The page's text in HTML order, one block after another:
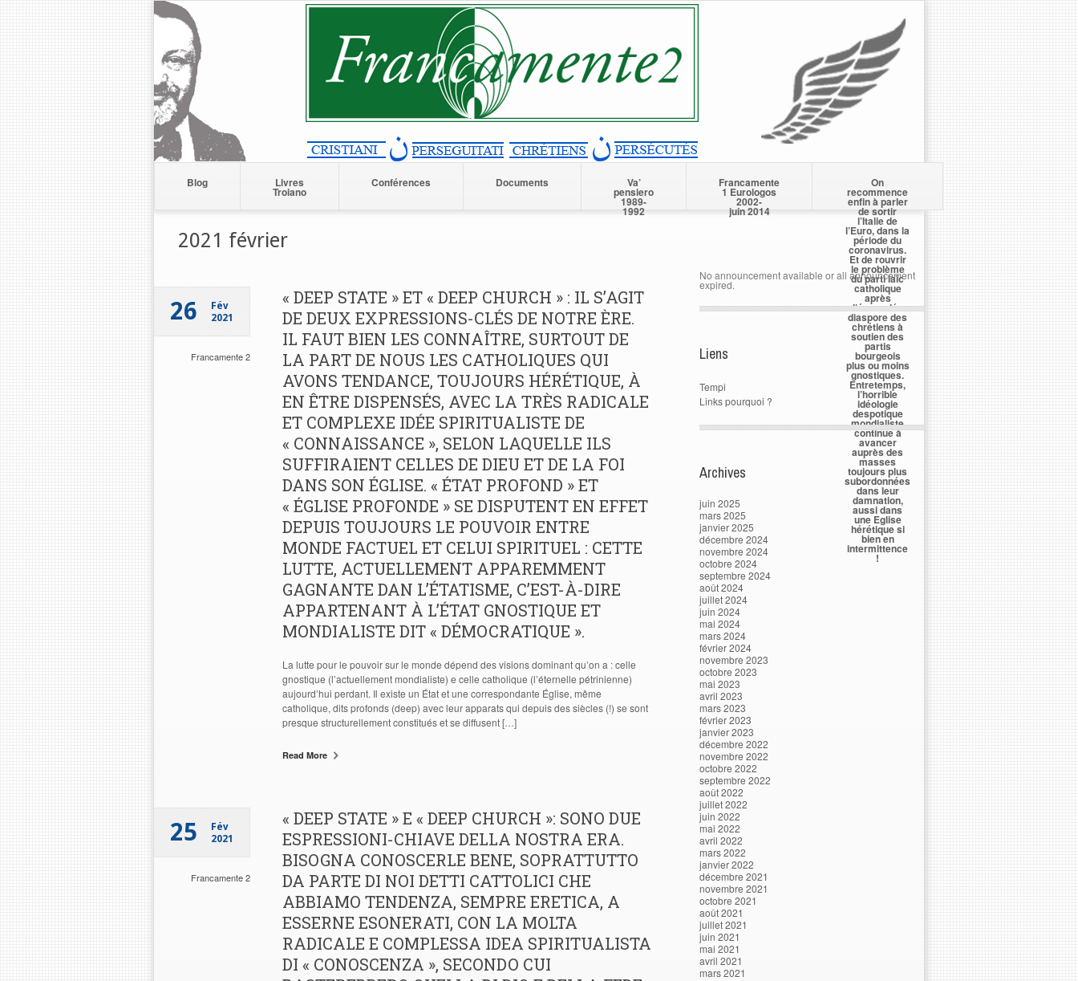
Blog Livres
Troiano
Conférences Documents Va’
pensiero
1989-
1992
Francamente
1 Eurologos
2002-
juin 2014
On
recommence
enfin à parler
de sortir
l’Italie de
l’Euro, dans la
période du
coronavirus.
Et de rouvrir
le problème
du parti laïc
catholique
après
l’écervelée
diaspore des
chrétiens à
soutien des
partis
bourgeois
plus ou moins
gnostiques.
Entretemps,
l’horrible
idéologie
despotique
mondialiste
continue à
avancer
auprès des
masses
toujours plus
subordonnées
dans leur
damnation,
aussi dans
une Eglise
hérétique si
bien en
intermittence
!
2021 février
26
Fév
2021
Francamente 2
« DEEP STATE » ET « DEEP CHURCH » : IL S’AGIT
DE DEUX EXPRESSIONS-CLÉS DE NOTRE ÈRE.
IL FAUT BIEN LES CONNAÎTRE, SURTOUT DE
LA PART DE NOUS LES CATHOLIQUES QUI
AVONS TENDANCE, TOUJOURS HÉRÉTIQUE, À
EN ÊTRE DISPENSÉS, AVEC LA TRÈS RADICALE
ET COMPLEXE IDÉE SPIRITUALISTE DE
« CONNAISSANCE », SELON LAQUELLE ILS
SUFFIRAIENT CELLES DE DIEU ET DE LA FOI
DANS SON ÉGLISE. « ÉTAT PROFOND » ET
« ÉGLISE PROFONDE » SE DISPUTENT EN EFFET
DEPUIS TOUJOURS LE POUVOIR ENTRE
MONDE FACTUEL ET CELUI SPIRITUEL : CETTE
LUTTE, ACTUELLEMENT APPAREMMENT
GAGNANTE DAN L’ÉTATISME, C’EST-À-DIRE
APPARTENANT À L’ÉTAT GNOSTIQUE ET
MONDIALISTE DIT « DÉMOCRATIQUE ».
La lutte pour le pouvoir sur le monde dépend des visions dominant qu’on a : celle
gnostique (l’actuellement mondialiste) e celle catholique (l’éternelle pétrinienne)
aujourd’hui perdant. Il existe un État et une correspondante Église, même
catholique, dits profonds (deep) avec leur apparats qui depuis des siècles (!) se sont
presque structurellement constitués et se diffusent […]
Read More
25
Fév
2021
Francamente 2
« DEEP STATE » E « DEEP CHURCH »: SONO DUE
ESPRESSIONI-CHIAVE DELLA NOSTRA ERA.
BISOGNA CONOSCERLE BENE, SOPRATTUTTO
DA PARTE DI NOI DETTI CATTOLICI CHE
ABBIAMO TENDENZA, SEMPRE ERETICA, A
ESSERNE ESONERATI, CON LA MOLTA
RADICALE E COMPLESSA IDEA SPIRITUALISTA
DI « CONOSCENZA », SECONDO CUI
No announcement available or all announcement
expired.
Liens
Tempi
Links pourquoi ?
Archives
juin 2025
mars 2025
janvier 2025
décembre 2024
novembre 2024
octobre 2024
septembre 2024
août 2024
juillet 2024
juin 2024
mai 2024
mars 2024
février 2024
novembre 2023
octobre 2023
mai 2023
avril 2023
mars 2023
février 2023
janvier 2023
décembre 2022
novembre 2022
octobre 2022
septembre 2022
août 2022
juillet 2022
juin 2022
mai 2022
avril 2022
mars 2022
janvier 2022
décembre 2021
novembre 2021
octobre 2021
août 2021
juillet 2021
juin 2021
mai 2021
avril 2021
mars 2021